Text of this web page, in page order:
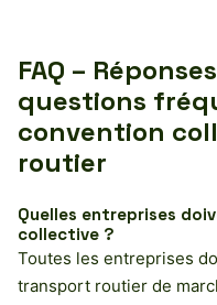
FAQ –
questions
convention
routier
Quelles entreprises
collective ?
Toutes les entreprises
transport routier de